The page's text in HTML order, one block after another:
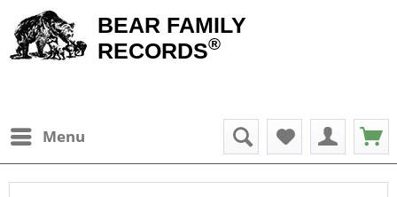
BEAR FAMILY
RECORDS®
Menu